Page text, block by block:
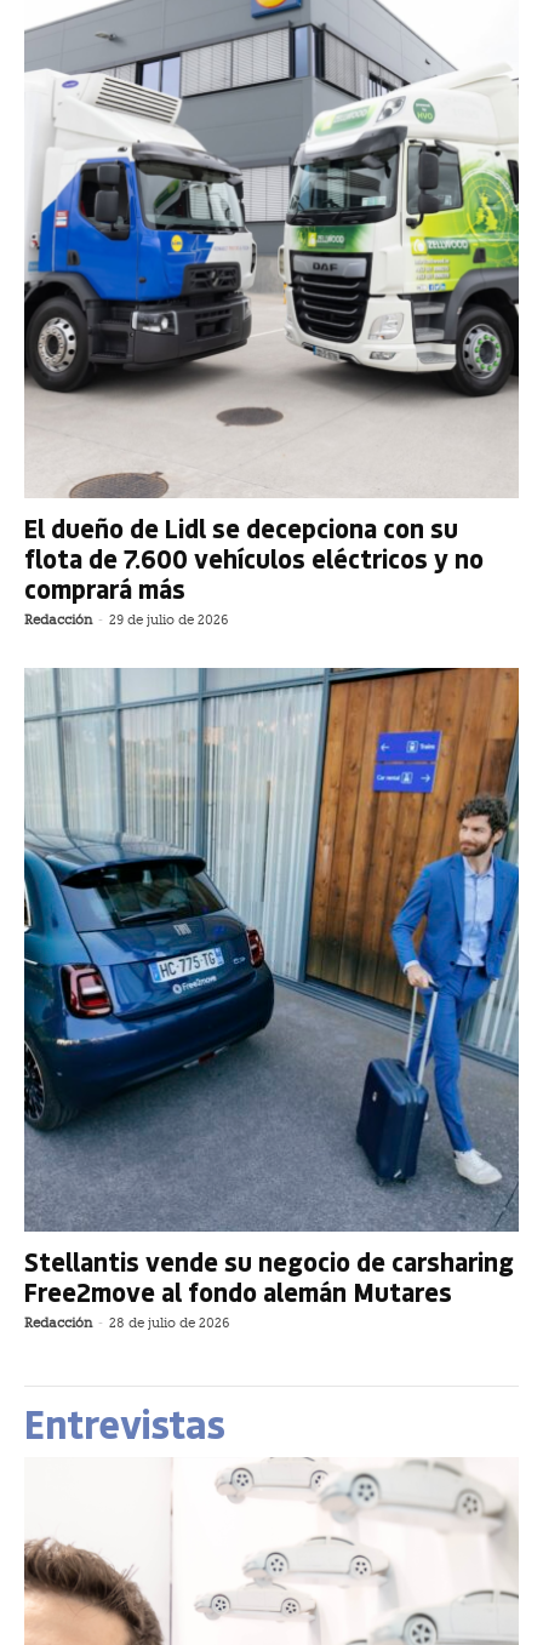
El dueño de Lidl se decepciona con su
flota de 7.600 vehículos eléctricos y no
comprará más
Redacción - 29 de julio de 2026
Stellantis vende su negocio de carsharing
Free2move al fondo alemán Mutares
Redacción - 28 de julio de 2026
Entrevistas